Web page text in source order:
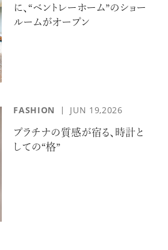
に、“ベントレーホーム”のショー
ルームがオープン
FASHION JUN 19,2026
プラチナの質感が宿る、時計と
しての“格”